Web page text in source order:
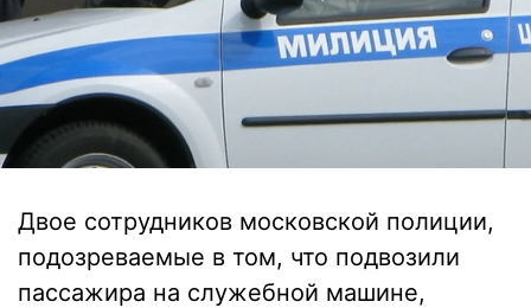
Двое сотрудников московской полиции,
подозреваемые в том, что подвозили
пассажира на служебной машине,